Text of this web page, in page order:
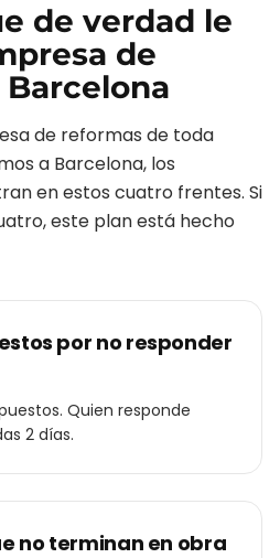
de verdad le
de
Barcelona
de reformas de toda
a Barcelona, los
en estos cuatro frentes. Si
este plan está hecho
por no responder
Quien responde
2 días.
no terminan en obra